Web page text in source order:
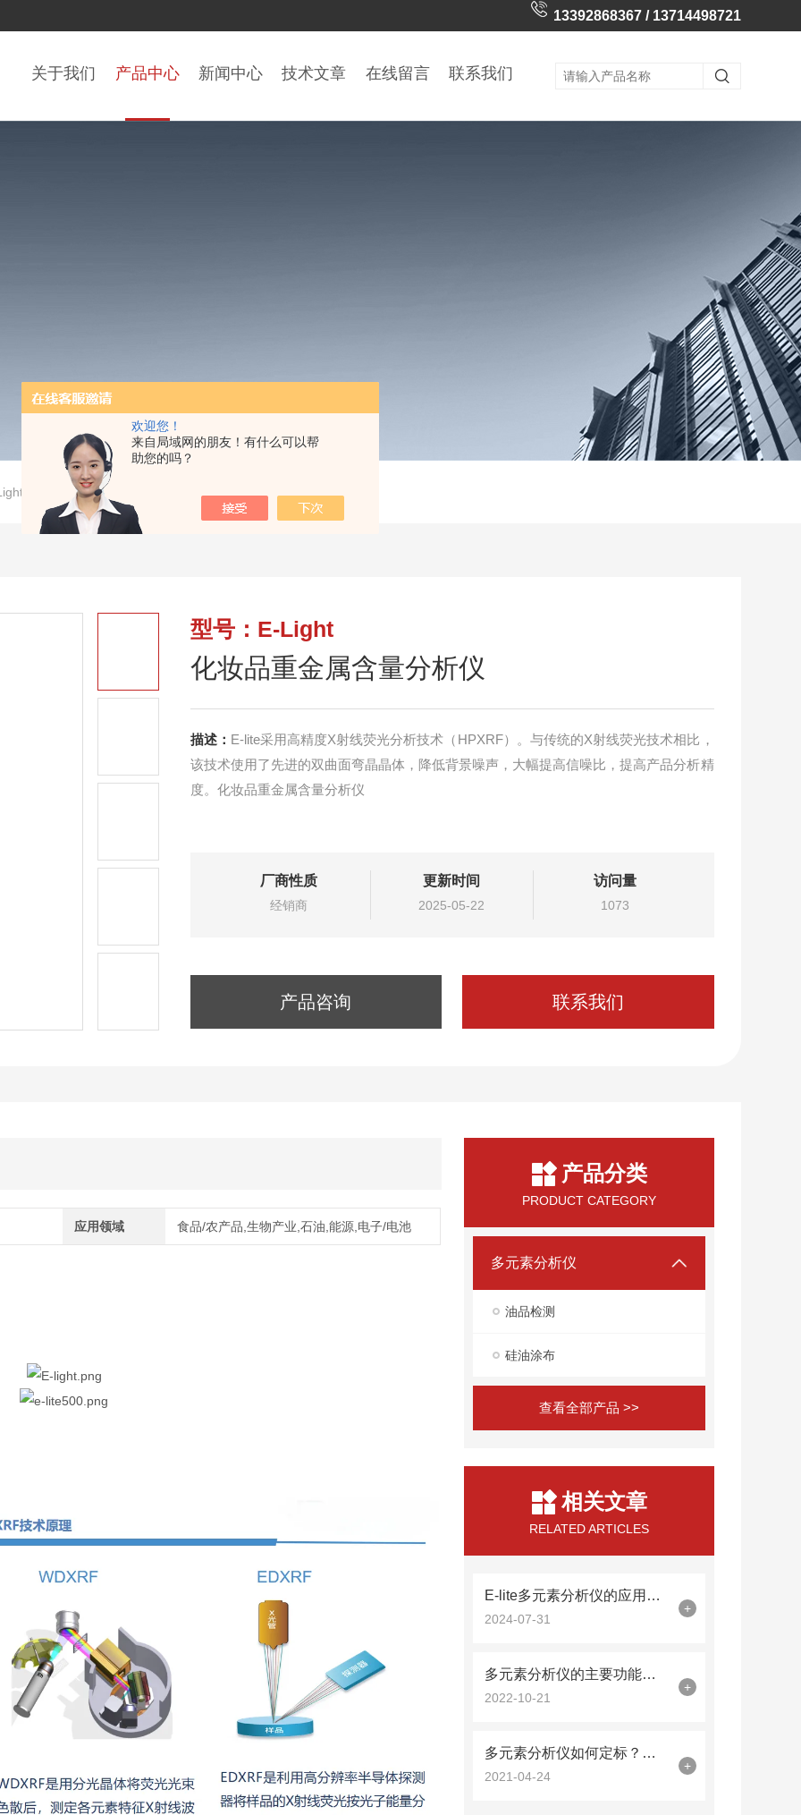
欢迎您！
来自局域网的朋友！有什么可以帮
助您的吗？
13392868367 / 13714498721
关于我们 产品中心 新闻中心 技术文章 在线留言 联系我们
化妆品重金属含量分析仪
型号：E-Light
化妆品重金属含量分析仪
描述： E-lite采用高精度X射线荧光分析技术（HPXRF）。与传统的X射线荧光技术相比，
该技术使用了先进的双曲面弯晶晶体，降低背景噪声，大幅提高信噪比，提高产品分析精
度。化妆品重金属含量分析仪
厂商性质
经销商
更新时间
2025-05-22
访问量
1073
产品咨询 联系我们
应用领域 食品/农产品,生物产业,石油,能源,电子/电池
产品分类
PRODUCT CATEGORY
多元素分析仪
油品检测
硅油涂布
查看全部产品 >>
相关文章
RELATED ARTICLES
E-lite多元素分析仪的应用范围有哪些？
2024-07-31
+
多元素分析仪的主要功能特点与检测优势说明
2022-10-21
+
多元素分析仪如何定标？看完你就懂了
2021-04-24
+